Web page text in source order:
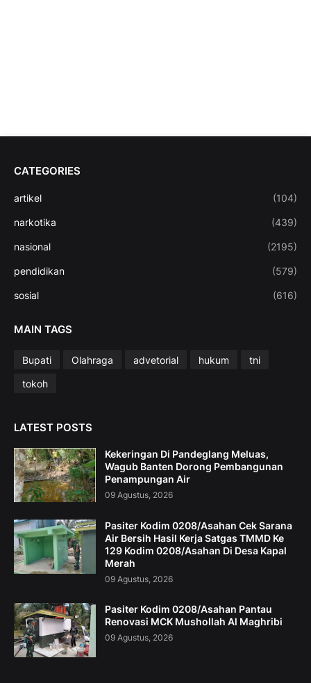
CATEGORIES
artikel (104)
narkotika (439)
nasional (2195)
pendidikan (579)
sosial (616)
MAIN TAGS
Bupati Olahraga advetorial hukum
tni
tokoh
LATEST POSTS
Kekeringan Di Pandeglang Meluas,
Wagub Banten Dorong Pembangunan
Penampungan Air
09 Agustus, 2026
Pasiter Kodim 0208/Asahan Cek Sarana
Air Bersih Hasil Kerja Satgas TMMD Ke
129 Kodim 0208/Asahan Di Desa Kapal
Merah
09 Agustus, 2026
Pasiter Kodim 0208/Asahan Pantau
Renovasi MCK Mushollah Al Maghribi
09 Agustus, 2026